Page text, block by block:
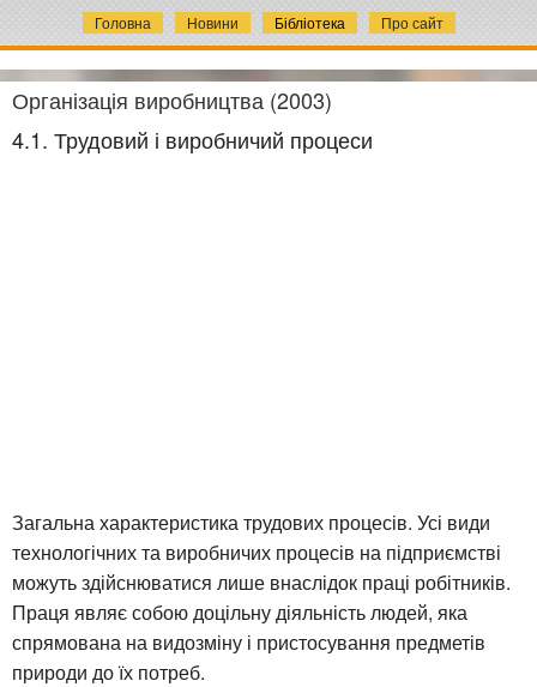
Головна Новини Бібліотека Про сайт
Організація виробництва (2003)
4.1. Трудовий і виробничий процеси
Загальна характеристика трудових процесів. Усі види
технологічних та виробничих процесів на підприємстві
можуть здійснюватися лише внаслідок праці робітників.
Праця являє собою доцільну діяльність людей, яка
спрямована на видозміну і пристосування предметів
природи до їх потреб.